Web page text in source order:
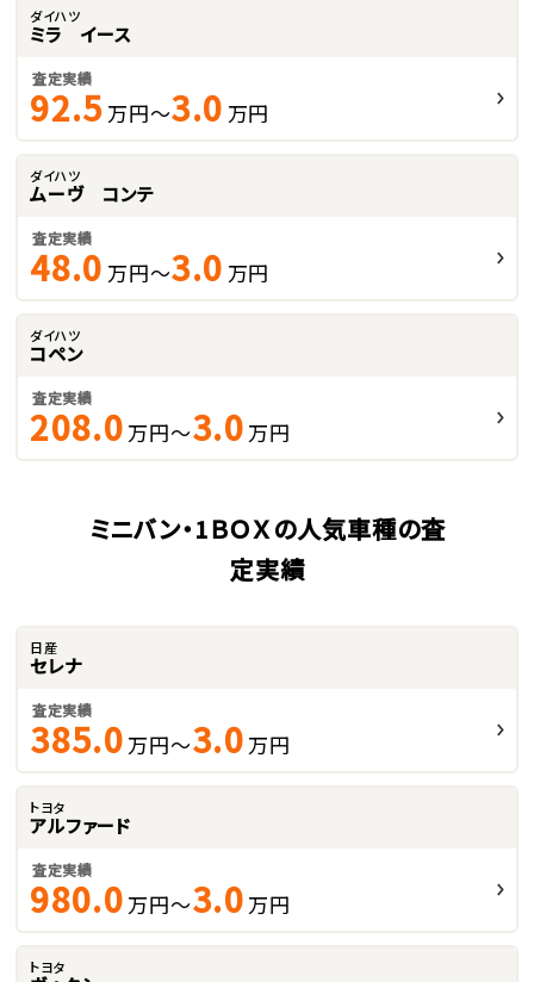
ダイハツ
ミラ イース
査定実績
92.5 万円～3.0 万円
ダイハツ
ムーヴ コンテ
査定実績
48.0 万円～3.0 万円
ダイハツ
コペン
査定実績
208.0 万円～3.0 万円
ミニバン・1ＢＯＸの人気車種の査
定実績
日産
セレナ
査定実績
385.0 万円～3.0 万円
トヨタ
アルファード
査定実績
980.0 万円～3.0 万円
トヨタ